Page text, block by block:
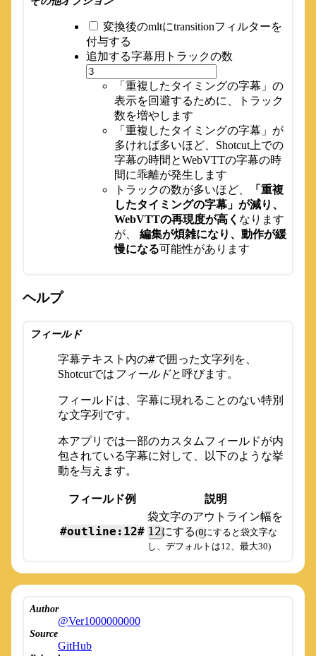
変換後のmltにtransitionフィルターを
付与する
追加する字幕用トラックの数
「重複したタイミングの字幕」の
表示を回避するために、トラック
数を増やします
「重複したタイミングの字幕」が
多ければ多いほど、Shotcut上での
字幕の時間とWebVTTの字幕の時
間に乖離が発生します
トラックの数が多いほど、
「重複
したタイミングの字幕」が減り、
WebVTTの再現度が高く なります
が、 編集が煩雑になり、動作が緩
慢になる可能性があります
ヘルプ
フィールド
字幕テキスト内の#で囲った文字列を、
Shotcutでは フィールドと呼びます。
フィールドは、字幕に現れることのない特別
な文字列です。
本アプリでは一部のカスタムフィールドが内
包されている字幕に対して、以下のような挙
動を与えます。
フィールド例 説明
#outline: 12#
袋文字のアウトライン幅を
12にする(0にすると袋文字な
し、デフォルトは12、最大30)
Author
@Ver1000000000
Source
GitHub